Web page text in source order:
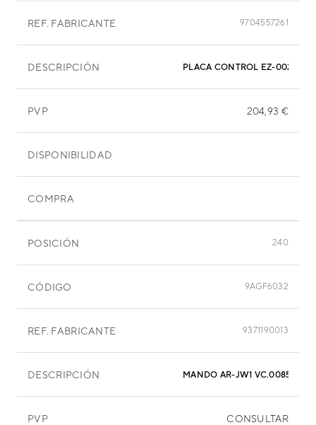
REF. FABRICANTE 9704557261
DESCRIPCIÓN PLACA CONTROL EZ-
PVP 204,93 €
DISPONIBILIDAD
COMPRA
POSICIÓN 240
CÓDIGO 9AGF6032
REF. FABRICANTE 9371190013
DESCRIPCIÓN MANDO AR-JW1 VC.00855
PVP CONSULTAR